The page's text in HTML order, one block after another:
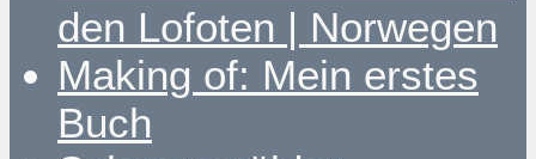
den Lofoten | Norwegen
Making of: Mein erstes
Buch